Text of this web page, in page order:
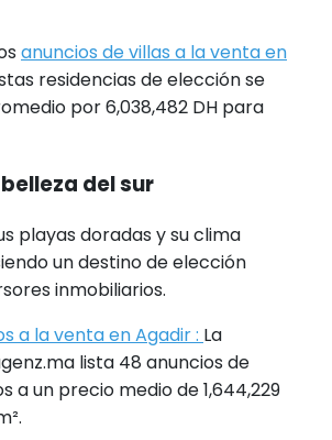
anuncios de villas a la venta en
residencias de elección se
por 6,038,482 DH para
del sur
playas doradas y su clima
un destino de elección
inmobiliarios.
a la venta en Agadir : La
lista 48 anuncios de
a un precio medio de 1,644,229